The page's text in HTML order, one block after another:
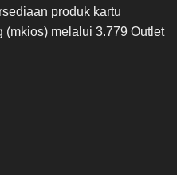
produk kartu
(mkios) melalui 3.779 Outlet